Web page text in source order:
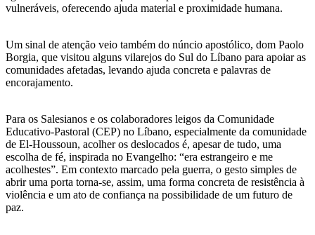
vulneráveis, oferecendo ajuda material e proximidade humana.
Um sinal de atenção veio também do núncio apostólico, dom Paolo
Borgia, que visitou alguns vilarejos do Sul do Líbano para apoiar as
comunidades afetadas, levando ajuda concreta e palavras de
encorajamento.
Para os Salesianos e os colaboradores leigos da Comunidade
Educativo-Pastoral (CEP) no Líbano, especialmente da comunidade
de El-Houssoun, acolher os deslocados é, apesar de tudo, uma
escolha de fé, inspirada no Evangelho: “era estrangeiro e me
acolhestes”. Em contexto marcado pela guerra, o gesto simples de
abrir uma porta torna-se, assim, uma forma concreta de resistência à
violência e um ato de confiança na possibilidade de um futuro de
paz.